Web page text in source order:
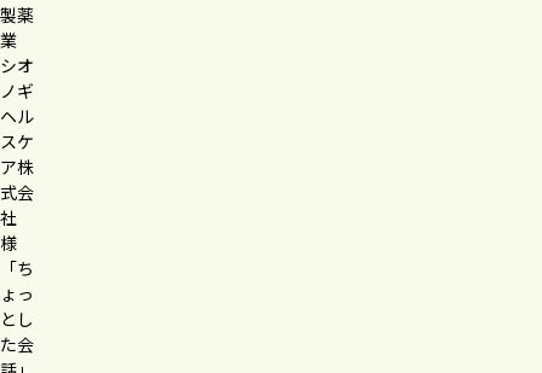
製薬
業
シオ
ノギ
ヘル
スケ
ア株
式会
社
様
「ち
ょっ
とし
た会